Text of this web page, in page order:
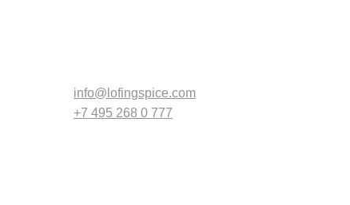
info@lofingspice.com
+7 495 268 0 777